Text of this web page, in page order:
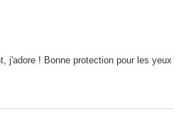
j'adore ! Bonne protection pour les